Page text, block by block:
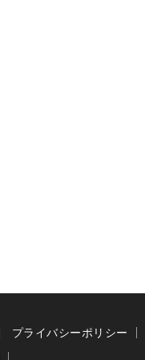
プライバシーポリシー